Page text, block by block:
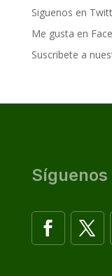
Siguenos en
Me gusta en
Suscribete a
Síguenos